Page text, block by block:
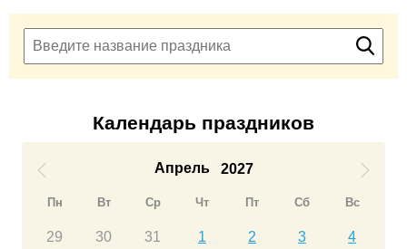
Календарь праздников
Апрель 2027
Пн Вт Ср Чт Пт Сб Вс
29 30 31 1 2 3 4